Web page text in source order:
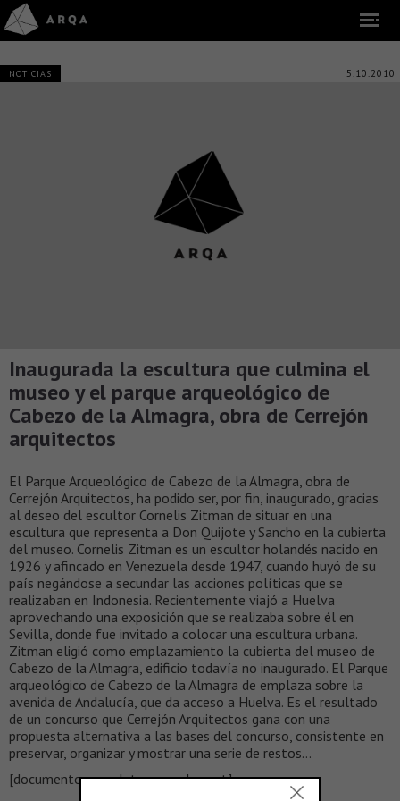
NOTICIAS 5.10.2010
Inaugurada la escultura que culmina el
museo y el parque arqueológico de
Cabezo de la Almagra, obra de Cerrejón
arquitectos
El Parque Arqueológico de Cabezo de la Almagra, obra de
Cerrejón Arquitectos, ha podido ser, por fin, inaugurado, gracias
al deseo del escultor Cornelis Zitman de situar en una
escultura que representa a Don Quijote y Sancho en la cubierta
del museo. Cornelis Zitman es un escultor holandés nacido en
1926 y afincado en Venezuela desde 1947, cuando huyó de su
país negándose a secundar las acciones políticas que se
realizaban en Indonesia. Recientemente viajó a Huelva
aprovechando una exposición que se realizaba sobre él en
Sevilla, donde fue invitado a colocar una escultura urbana.
Zitman eligió como emplazamiento la cubierta del museo de
Cabezo de la Almagra, edificio todavía no inaugurado. El Parque
arqueológico de Cabezo de la Almagra de emplaza sobre la
avenida de Andalucía, que da acceso a Huelva. Es el resultado
de un concurso que Cerrejón Arquitectos gana con una
propuesta alternativa a las bases del concurso, consistente en
preservar, organizar y mostrar una serie de restos…
[documento completo en scalae.net]